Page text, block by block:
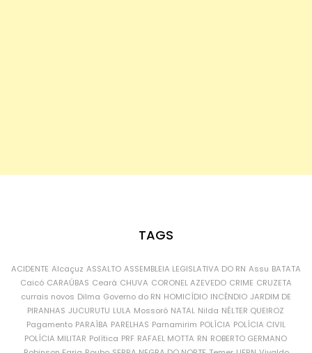
TAGS
ACIDENTE Alcaçuz ASSALTO ASSEMBLEIA LEGISLATIVA DO RN Assu BATATA
Caicó CARAÚBAS Ceará CHUVA CORONEL AZEVEDO CRIME CRUZETA
currais novos Dilma Governo do RN HOMICÍDIO INCÊNDIO JARDIM DE
PIRANHAS JUCURUTU LULA Mossoró NATAL Nilda NÉLTER QUEIROZ
Pagamento PARAÍBA PARELHAS Parnamirim POLÍCIA POLÍCIA CIVIL
POLÍCIA MILITAR Política PRF RAFAEL MOTTA RN ROBERTO GERMANO